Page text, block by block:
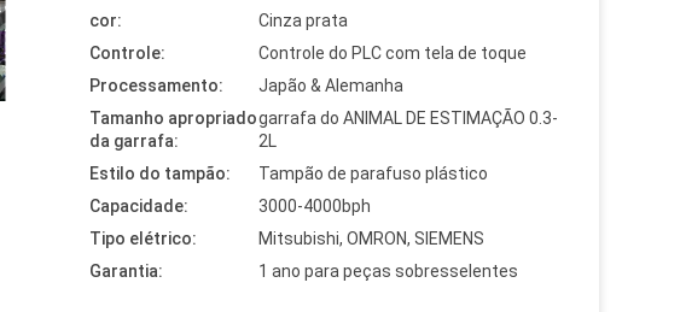
cor:
Cinza prata
Controle:
Controle do PLC com tela de toque
Processamento:
Japão & Alemanha
Tamanho apropriado
da garrafa:
garrafa do ANIMAL DE ESTIMAÇÃO 0.3-
2L
Estilo do tampão:
Tampão de parafuso plástico
Capacidade:
3000-4000bph
Tipo elétrico:
Mitsubishi, OMRON, SIEMENS
Garantia:
1 ano para peças sobresselentes